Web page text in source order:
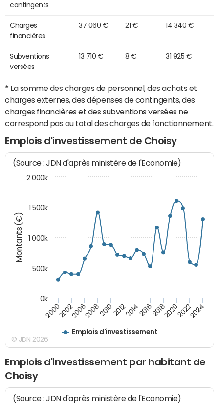
contingents
Charges
financières
37 060 € 21 € 14 340 €
Subventions
versées
13 710 € 8 € 31 925 €
* La somme des charges de personnel, des achats et
charges externes, des dépenses de contingents, des
charges financières et des subventions versées ne
correspond pas au total des charges de fonctionnement.
Emplois d'investissement de Choisy
Montants (€)
(Source : JDN d'après ministère de l'Economie)
Emplois d'investissement
200020022006200820102012201420162018202020222024
0k
500k
1 000k
1 500k
2 000k
© JDN 2026
Emplois d'investissement par habitant de
Choisy
(Source : JDN d'après ministère de l'Economie)